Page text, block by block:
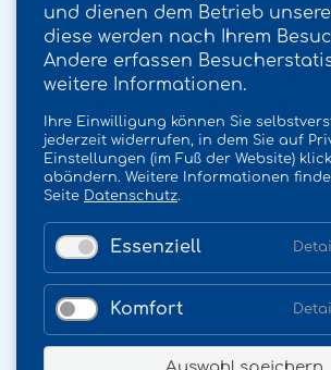
und dienen dem Betrieb
diese werden nach Ihrem
Andere erfassen
weitere Informationen.
Ihre Einwilligung können Sie
jederzeit widerrufen, in dem Sie auf
Einstellungen (im Fuß der Website)
abändern. Weitere Informationen
Seite Datenschutz.
Essenziell
Komfort
sowie nach Absprache
Feiertags
Ostern, Weihnachten, Silvester
24.12. und 31.12. - 9 bis 12 Uhr
Links
Kontakt
Impressum
Datenschutz
Privatsphäre-Einstellungen